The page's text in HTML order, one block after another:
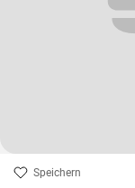
Speichern